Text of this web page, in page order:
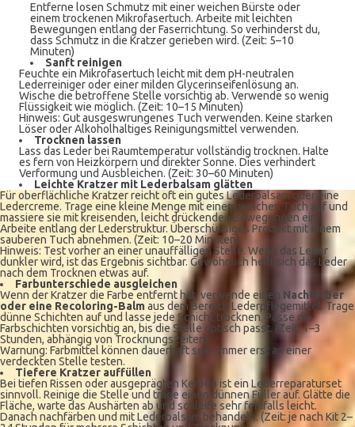
Entferne losen Schmutz mit einer weichen Bürste oder
einem trockenen Mikrofasertuch. Arbeite mit leichten
Bewegungen entlang der Faserrichtung. So verhinderst du,
dass Schmutz in die Kratzer gerieben wird. (Zeit: 5–10
Minuten)
Sanft reinigen
Feuchte ein Mikrofasertuch leicht mit dem pH-neutralen
Lederreiniger oder einer milden Glycerinseifenlösung an.
Wische die betroffene Stelle vorsichtig ab. Verwende so wenig
Flüssigkeit wie möglich. (Zeit: 10–15 Minuten)
Hinweis: Gut ausgeswrungenes Tuch verwenden. Keine starken
Löser oder Alkoholhaltiges Reinigungsmittel verwenden.
Trocknen lassen
Lass das Leder bei Raumtemperatur vollständig trocknen. Halte
es fern von Heizkörpern und direkter Sonne. Dies verhindert
Verformung und Ausbleichen. (Zeit: 30–60 Minuten)
Leichte Kratzer mit Lederbalsam glätten
Für oberflächliche Kratzer reicht oft ein gutes Lederbalsam oder eine
Ledercreme. Trage eine kleine Menge mit einem weichen Tuch auf und
massiere sie mit kreisenden, leicht drückenden Bewegungen ein.
Arbeite entlang der Lederstruktur. Überschüssiges Produkt mit einem
sauberen Tuch abnehmen. (Zeit: 10–20 Minuten)
Hinweis: Test vorher an einer unauffälligen Stelle. Wenn das Leder
dunkler wird, ist das Ergebnis sichtbar. Gewöhnlich hellt sich das Leder
nach dem Trocknen etwas auf.
Farbunterschiede ausgleichen
Wenn der Kratzer die Farbe entfernt hat, verwende einen Nachfärber
oder eine Recoloring-Balmaus dem Bereich Lederpflegemittel. Trage
dünne Schichten auf und lasse jede Schicht trocknen. Passe die
Farbschichten vorsichtig an, bis die Stelle optisch passt. (Zeit: 1–3
Stunden, abhängig von Trocknungszeiten)
Warnung: Farbmittel können dauerhaft sein. Immer erst an einer
verdeckten Stelle testen.
Tiefere Kratzer auffüllen
Bei tiefen Rissen oder ausgeprägten Kerben ist ein Lederreparaturset
sinnvoll. Reinige die Stelle und trage einen dünnen Füller auf. Glätte die
Fläche, warte das Aushärten ab und schleife sehr feinfalls leicht.
Danach nachfärben und mit Lederbalsam behandeln. (Zeit: je nach Kit 2–